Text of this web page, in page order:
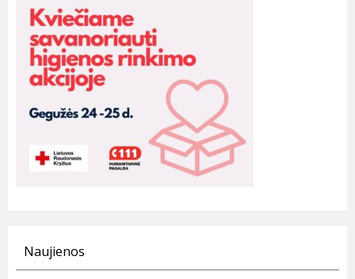
Naujienos